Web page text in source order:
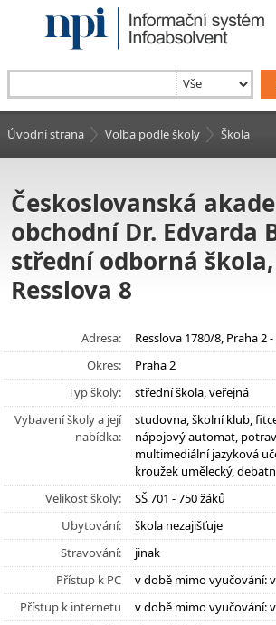
Úvodní strana Volba podle školy Škola
Českoslovanská
obchodní Dr. Edvarda
střední odborná
Resslova 8
Adresa:
Resslova 1780/8, Praha 2
Okres:
Praha 2
Typ školy:
střední škola, veřejná
Vybavení školy a její
nabídka:
studovna, školní klub,
nápojový automat,
multimediální jazyková
kroužek umělecký,
Velikost školy:
SŠ 701 - 750 žáků
Ubytování:
škola nezajišťuje
Stravování:
jinak
Přístup k PC
v době mimo vyučování:
Přístup k internetu
v době mimo vyučování: